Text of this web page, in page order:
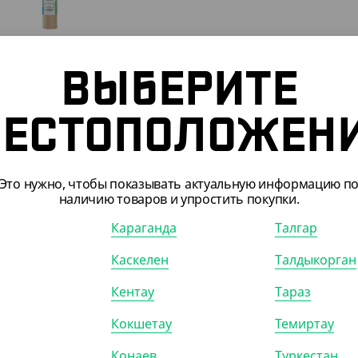
3 418.80₸
для выпечки, 38 см, 100
Vita
ВЫБЕРИТЕ
Это нужно, чтобы показывать актуальную информацию
наличию товаров и упростить покупки.
Караганда
Каскелен
Кентау
Кокшетау
Талгар
Талдыкорган
Тараз
Темиртау